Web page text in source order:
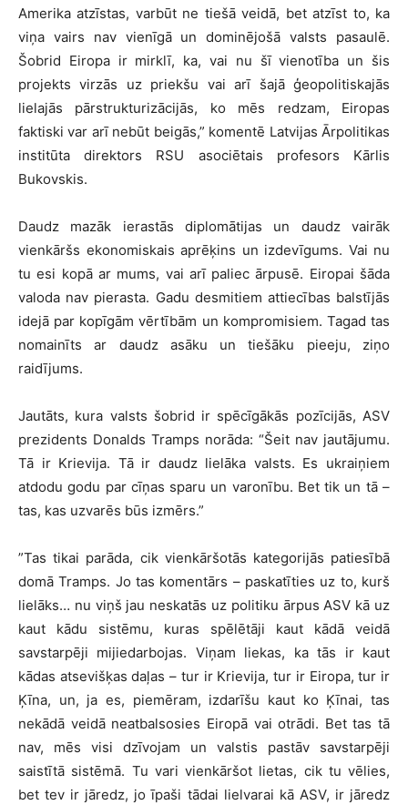
Amerika atzīstas, varbūt ne tiešā veidā, bet atzīst to, ka
viņa vairs nav vienīgā un dominējošā valsts pasaulē.
Šobrid Eiropa ir mirklī, ka, vai nu šī vienotība un šis
projekts virzās uz priekšu vai arī šajā ģeopolitiskajās
lielajās pārstrukturizācijās, ko mēs redzam, Eiropas
faktiski var arī nebūt beigās,” komentē Latvijas Ārpolitikas
institūta direktors RSU asociētais profesors Kārlis
Bukovskis.
Daudz mazāk ierastās diplomātijas un daudz vairāk
vienkāršs ekonomiskais aprēķins un izdevīgums. Vai nu
tu esi kopā ar mums, vai arī paliec ārpusē. Eiropai šāda
valoda nav pierasta. Gadu desmitiem attiecības balstījās
idejā par kopīgām vērtībām un kompromisiem. Tagad tas
nomainīts ar daudz asāku un tiešāku pieeju, ziņo
raidījums.
Jautāts, kura valsts šobrid ir spēcīgākās pozīcijās, ASV
prezidents Donalds Tramps norāda: “Šeit nav jautājumu.
Tā ir Krievija. Tā ir daudz lielāka valsts. Es ukraiņiem
atdodu godu par cīņas sparu un varonību. Bet tik un tā –
tas, kas uzvarēs būs izmērs.”
”Tas tikai parāda, cik vienkāršotās kategorijās patiesībā
domā Tramps. Jo tas komentārs – paskatīties uz to, kurš
lielāks… nu viņš jau neskatās uz politiku ārpus ASV kā uz
kaut kādu sistēmu, kuras spēlētāji kaut kādā veidā
savstarpēji mijiedarbojas. Viņam liekas, ka tās ir kaut
kādas atsevišķas daļas – tur ir Krievija, tur ir Eiropa, tur ir
Ķīna, un, ja es, piemēram, izdarīšu kaut ko Ķīnai, tas
nekādā veidā neatbalsosies Eiropā vai otrādi. Bet tas tā
nav, mēs visi dzīvojam un valstis pastāv savstarpēji
saistītā sistēmā. Tu vari vienkāršot lietas, cik tu vēlies,
bet tev ir jāredz, jo īpaši tādai lielvarai kā ASV, ir jāredz